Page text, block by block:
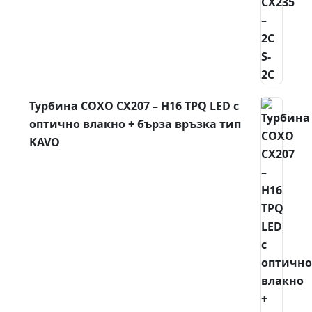
Турбина COXO CX207 – H16 TPQ LED с
оптично влакно + бърза връзка тип
KAVO